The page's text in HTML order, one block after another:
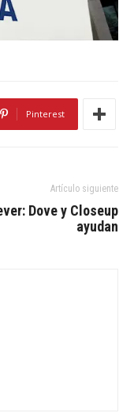
Pinterest
Artículo siguiente
Dove y Closeup
ayudan